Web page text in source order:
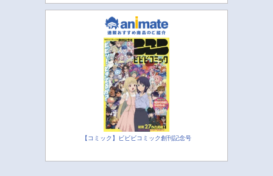
【コミック】ビビビコミック創刊記念号